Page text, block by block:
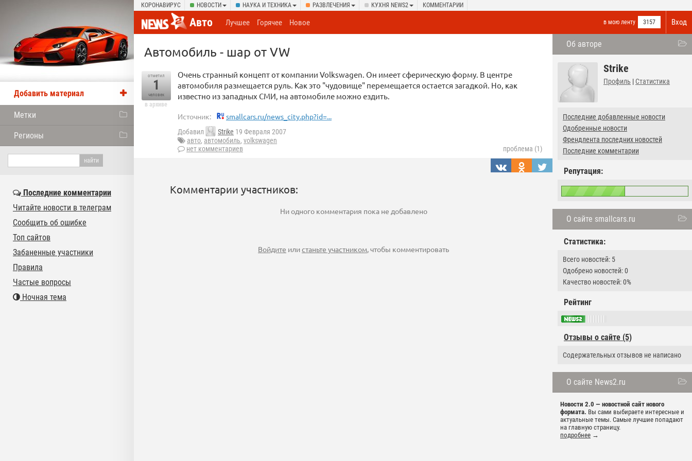
КОРОНАВИРУС НОВОСТИ НАУКА И ТЕХНИКА РАЗВЛЕЧЕНИЯ КУХНЯ NEWS2 КОММЕНТАРИИ
Вход
Авто в мою ленту 3157
Лучшее Горячее Новое
Об авторе
Strike
Профиль | Статистика
Последние добавленные новости
Одобренные новости
Френдлента последних новостей
Последние комментарии
Репутация:
О сайте smallcars.ru
Статистика:
Всего новостей: 5
Одобрено новостей: 0
Качество новостей: 0%
Рейтинг
Отзывы о сайте (5)
Содержательных отзывов не написано
О сайте News2.ru
Новости 2.0 — новостной сайт нового
формата. Вы сами выбираете интересные и
актуальные темы. Самые лучшие попадают
на главную страницу.
подробнее →
Автомобиль - шар от VW
отметил
1
человек
в архиве
Очень странный концепт от компании Volkswagen. Он имеет сферическую форму. В центре
автомобиля размещается руль. Как это "чудовище" перемещается остается загадкой. Но, как
известно из западных СМИ, на автомобиле можно ездить.
Источник: smallcars.ru/news_city.php?id=...
Добавил Strike 19 Февраля 2007
авто, автомобиль, volkswagen
нет комментариев
проблема (1)
Комментарии участников:
Ни одного комментария пока не добавлено
Войдите илистаньте участником, чтобы комментировать
Добавить материал
Метки
Регионы
Последние комментарии
Читайте новости в телеграм
Сообщить об ошибке
Топ сайтов
Забаненные участники
Правила
Частые вопросы
Ночная тема